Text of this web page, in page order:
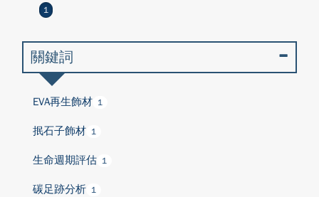
1
關鍵詞
EVA再生飾材 1
抿石子飾材 1
生命週期評估 1
碳足跡分析 1